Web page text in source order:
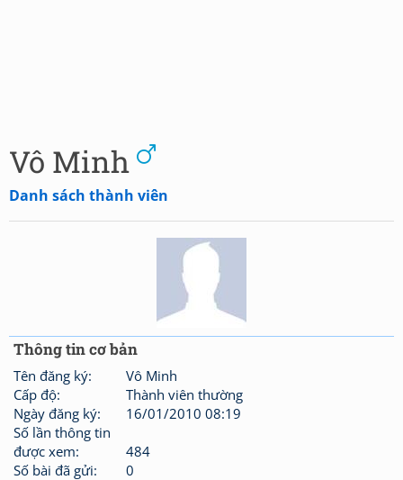
Vô Minh
Danh sách thành viên
Thông tin cơ bản
Tên đăng ký:
Vô Minh
Cấp độ:
Thành viên thường
Ngày đăng ký:
16/01/2010 08:19
Số lần thông tin
được xem:
484
Số bài đã gửi:
0